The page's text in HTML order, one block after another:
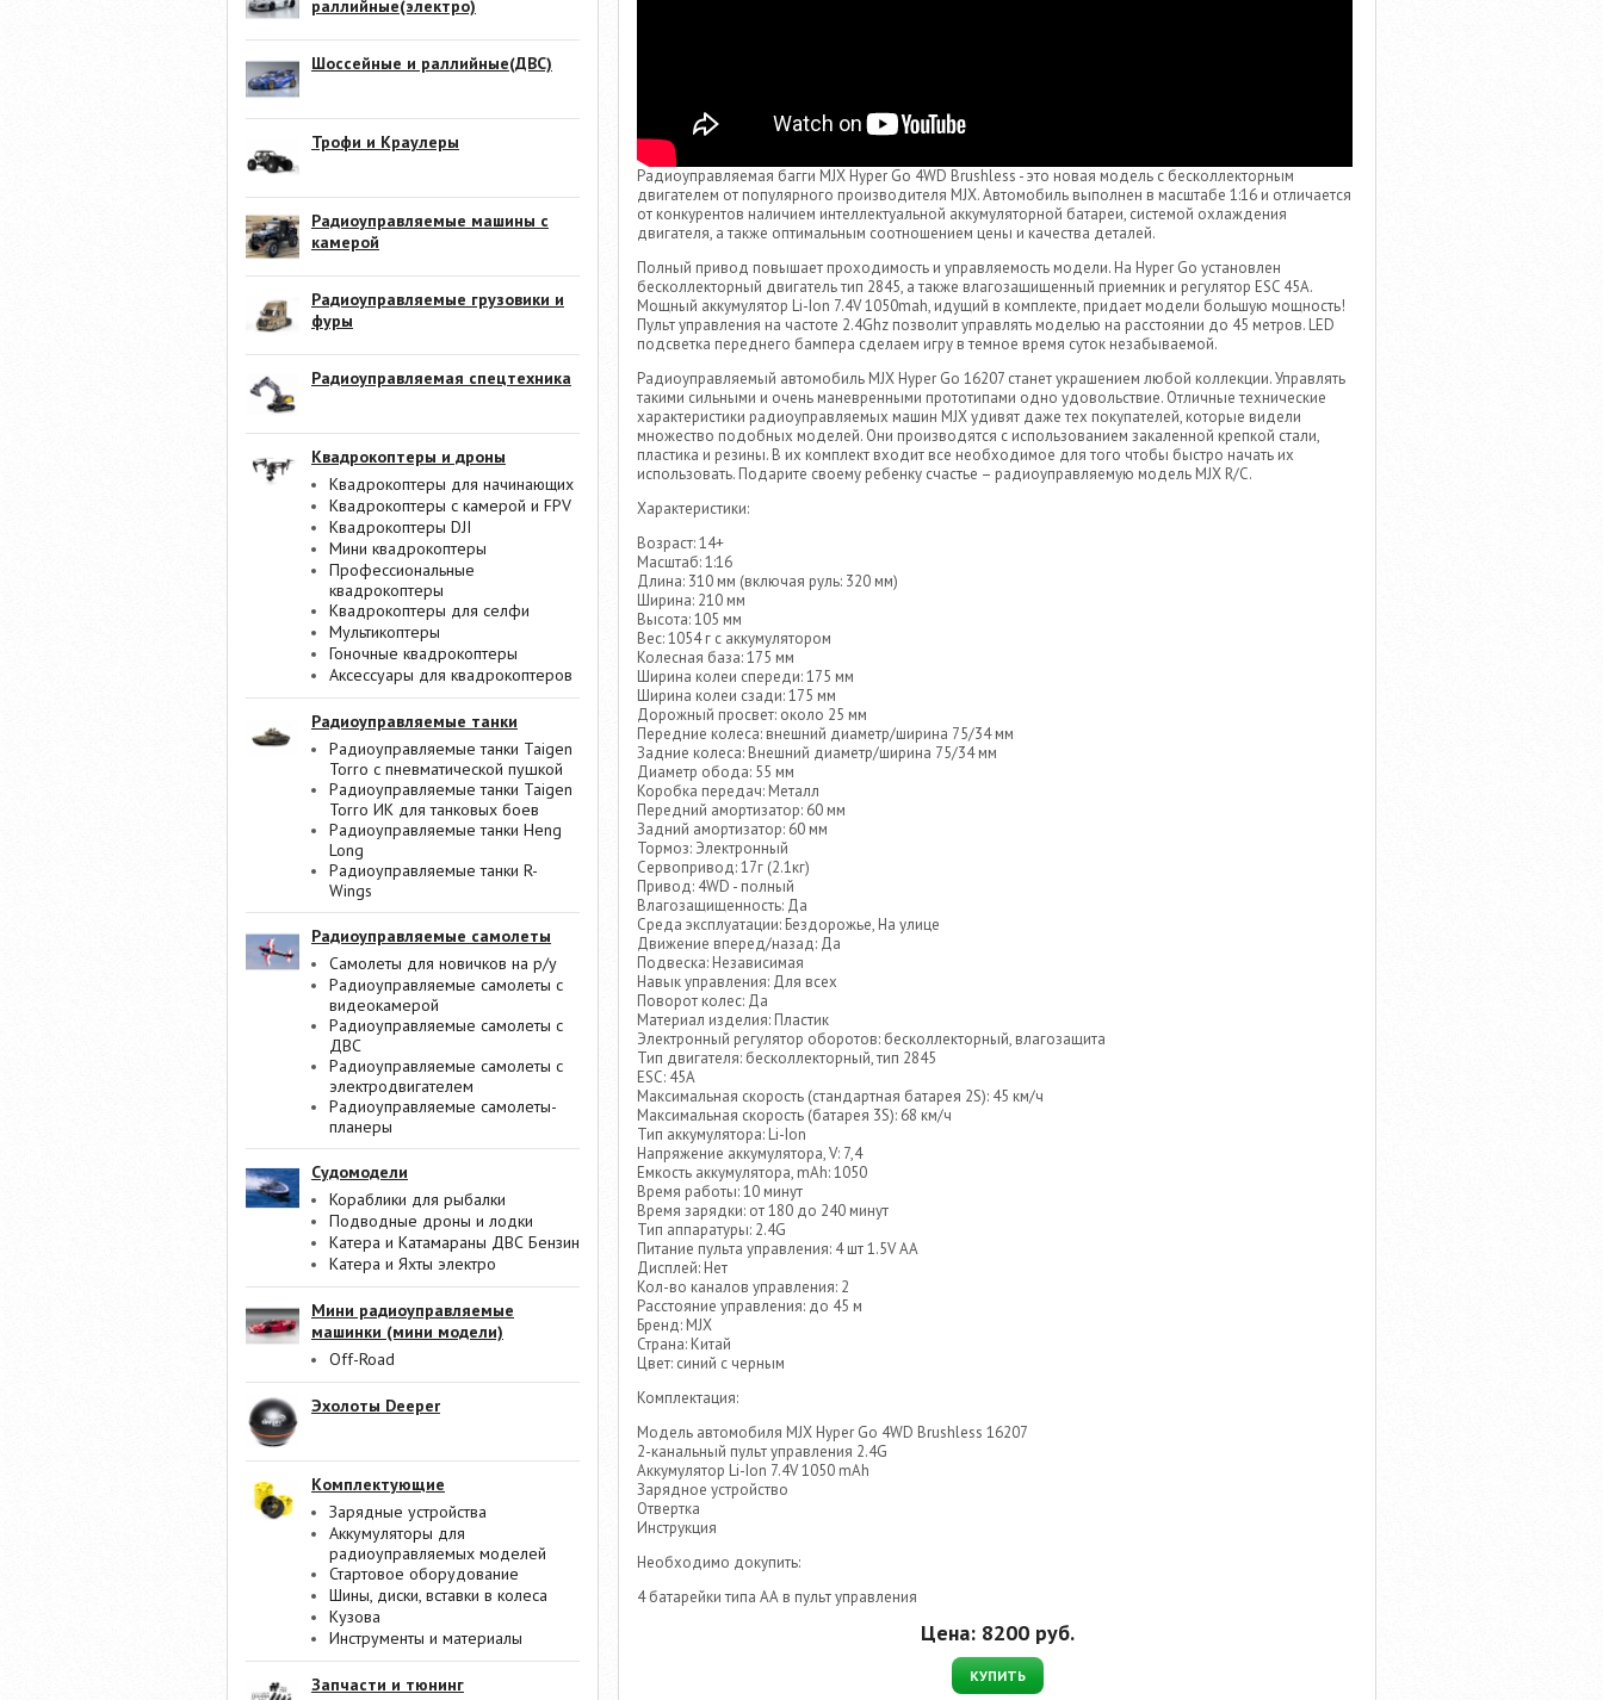
раллийные(электро)
Шоссейные и раллийные(ДВС)
Трофи и Краулеры
Радиоуправляемые машины с
камерой
Радиоуправляемые грузовики и
фуры
Радиоуправляемая спецтехника
Квадрокоптеры и дроны
Квадрокоптеры для начинающих
Квадрокоптеры с камерой и FPV
Квадрокоптеры DJI
Мини квадрокоптеры
Профессиональные
квадрокоптеры
Квадрокоптеры для селфи
Мультикоптеры
Гоночные квадрокоптеры
Аксессуары для квадрокоптеров
Радиоуправляемые танки
Радиоуправляемые танки Taigen
Torro с пневматической пушкой
Радиоуправляемые танки Taigen
Torro ИК для танковых боев
Радиоуправляемые танки Heng
Long
Радиоуправляемые танки R-
Wings
Радиоуправляемые самолеты
Самолеты для новичков на р/у
Радиоуправляемые самолеты с
видеокамерой
Радиоуправляемые самолеты с
ДВС
Радиоуправляемые самолеты с
электродвигателем
Радиоуправляемые самолеты-
планеры
Судомодели
Кораблики для рыбалки
Подводные дроны и лодки
Катера и Катамараны ДВС Бензин
Катера и Яхты электро
Мини радиоуправляемые
машинки (мини модели)
Off-Road
Эхолоты Deeper
Комплектующие
Зарядные устройства
Аккумуляторы для
радиоуправляемых моделей
Стартовое оборудование
Шины, диски, вставки в колеса
Кузова
Инструменты и материалы
Запчасти и тюнинг
Радиоуправляемая багги MJX Hyper Go 4WD Brushless - это новая модель с бесколлекторным
двигателем от популярного производителя MJX. Автомобиль выполнен в масштабе 1:16 и отличается
от конкурентов наличием интеллектуальной аккумуляторной батареи, системой охлаждения
двигателя, а также оптимальным соотношением цены и качества деталей.
Полный привод повышает проходимость и управляемость модели. На Hyper Go установлен
бесколлекторный двигатель тип 2845, а также влагозащищенный приемник и регулятор ESC 45А.
Мощный аккумулятор Li-Ion 7.4V 1050mah, идущий в комплекте, придает модели большую мощность!
Пульт управления на частоте 2.4Ghz позволит управлять моделью на расстоянии до 45 метров. LED
подсветка переднего бампера сделаем игру в темное время суток незабываемой.
Радиоуправляемый автомобиль MJX Hyper Go 16207 станет украшением любой коллекции. Управлять
такими сильными и очень маневренными прототипами одно удовольствие. Отличные технические
характеристики радиоуправляемых машин MJX удивят даже тех покупателей, которые видели
множество подобных моделей. Они производятся с использованием закаленной крепкой стали,
пластика и резины. В их комплект входит все необходимое для того чтобы быстро начать их
использовать. Подарите своему ребенку счастье – радиоуправляемую модель MJX R/C.
Характеристики:
Возраст: 14+
Масштаб: 1:16
Длина: 310 мм (включая руль: 320 мм)
Ширина: 210 мм
Высота: 105 мм
Вес: 1054 г с аккумулятором
Колесная база: 175 мм
Ширина колеи спереди: 175 мм
Ширина колеи сзади: 175 мм
Дорожный просвет: около 25 мм
Передние колеса: внешний диаметр/ширина 75/34 мм
Задние колеса: Внешний диаметр/ширина 75/34 мм
Диаметр обода: 55 мм
Коробка передач: Металл
Передний амортизатор: 60 мм
Задний амортизатор: 60 мм
Тормоз: Электронный
Сервопривод: 17г (2.1кг)
Привод: 4WD - полный
Влагозащищенность: Да
Среда эксплуатации: Бездорожье, На улице
Движение вперед/назад: Да
Подвеска: Независимая
Навык управления: Для всех
Поворот колес: Да
Материал изделия: Пластик
Электронный регулятор оборотов: бесколлекторный, влагозащита
Тип двигателя: бесколлекторный, тип 2845
ESC: 45A
Максимальная скорость (стандартная батарея 2S): 45 км/ч
Максимальная скорость (батарея 3S): 68 км/ч
Тип аккумулятора: Li-Ion
Напряжение аккумулятора, V: 7,4
Емкость аккумулятора, mAh: 1050
Время работы: 10 минут
Время зарядки: от 180 до 240 минут
Тип аппаратуры: 2.4G
Питание пульта управления: 4 шт 1.5V AA
Дисплей: Нет
Кол-во каналов управления: 2
Расстояние управления: до 45 м
Бренд: MJX
Страна: Китай
Цвет: синий с черным
Комплектация:
Модель автомобиля MJX Hyper Go 4WD Brushless 16207
2-канальный пульт управления 2.4G
Аккумулятор Li-Ion 7.4V 1050 mAh
Зарядное устройство
Отвертка
Инструкция
Необходимо докупить:
4 батарейки типа АА в пульт управления
Цена: 8200руб.
КУПИТЬ